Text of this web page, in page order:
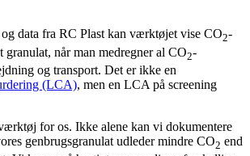
og data fra RC Plast kan værktøjet vise CO2-
når man medregner al CO2-
og transport. Det er ikke en
(LCA), men en LCA på screening
for os. Ikke alene kan vi dokumentere
genbrugsgranulat udleder mindre CO2 end